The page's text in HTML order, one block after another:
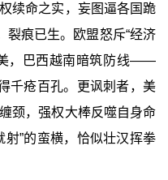
续命之实，妄图逼各国跪
裂痕已生。欧盟怒斥“经济
，巴西越南暗筑防线——
千疮百孔。更讽刺者，美
颈，强权大棒反噬自身命
射”的蛮横，恰似壮汉挥拳